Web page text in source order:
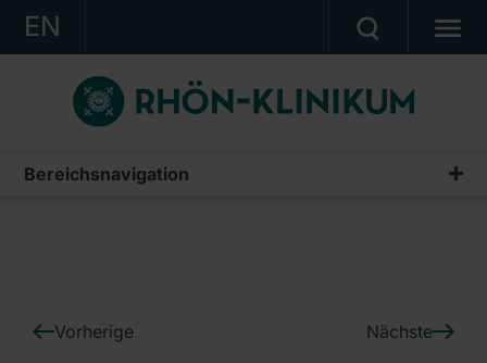
EN
KONZERN
KLINIKEN
KARRIERE
Ein Unternehmen der RHÖN-KLINIKUM AG
Bereichsnavigation
IR-News
Vorherige Nächste